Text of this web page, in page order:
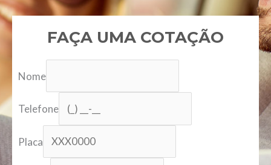
FAÇA UMA COTAÇÃO
Nome
Telefone
Placa